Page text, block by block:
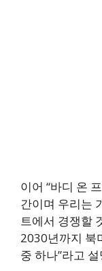
이어 “바디 온
간이며 우리는
트에서 경쟁할
2030년까지 북
중 하나”라고